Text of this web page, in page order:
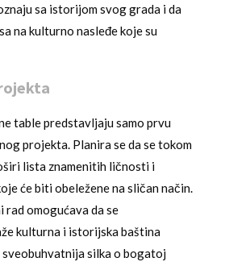
sa istorijom svog grada i da
na kulturno nasleđe koje su
table predstavljaju samo prvu
projekta. Planira se da se tokom
lista znamenitih ličnosti i
će biti obeležene na sličan način.
omogućava da se
kulturna i istorijska baština
sveobuhvatnija silka o bogatoj